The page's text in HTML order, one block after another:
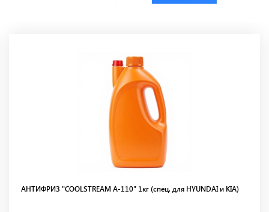
АНТИФРИЗ "COOLSTREAM A-110" 1кг (спец. для HYUNDAI и KIA)